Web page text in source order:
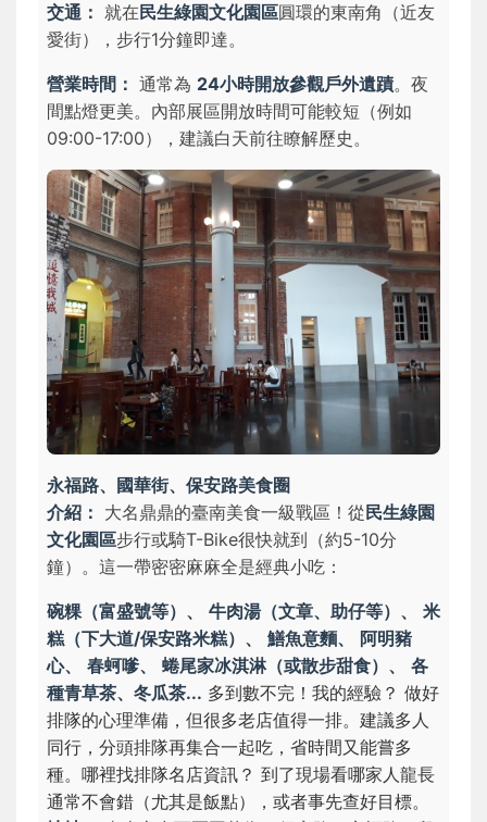
交通： 就在 民生綠園文化園區圓環的東南角（近友
愛街），步行1分鐘即達。
營業時間： 通常為 24小時開放參觀戶外遺蹟。夜
間點燈更美。內部展區開放時間可能較短（例如
09:00-17:00），建議白天前往瞭解歷史。
永福路、國華街、保安路美食圈
介紹： 大名鼎鼎的臺南美食一級戰區！從民生綠園
文化園區步行或騎T-Bike很快就到（約5-10分
鐘）。這一帶密密麻麻全是經典小吃：
碗粿（富盛號等）、 牛肉湯（文章、助仔等）、
米
糕（下大道/保安路米糕）、
鱔魚意麵、
阿明豬
心、
春蚵嗲、 蜷尾家冰淇淋（或散步甜食）、
各
種青草茶、冬瓜茶... 多到數不完！ 我的經驗？ 做好
排隊的心理準備，但很多老店值得一排。建議多人
同行，分頭排隊再集合一起吃，省時間又能嘗多
種。 哪裡找排隊名店資訊？ 到了現場看哪家人龍長
通常不會錯（尤其是飯點），或者事先查好目標。